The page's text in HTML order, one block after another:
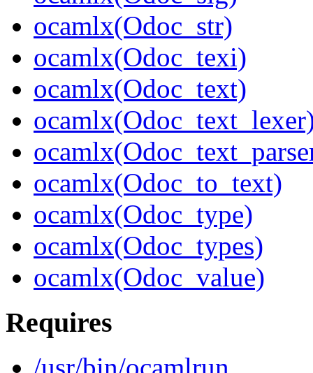
ocamlx(Odoc_str)
ocamlx(Odoc_texi)
ocamlx(Odoc_text)
ocamlx(Odoc_to_text)
ocamlx(Odoc_type)
ocamlx(Odoc_types)
ocamlx(Odoc_value)
Requires